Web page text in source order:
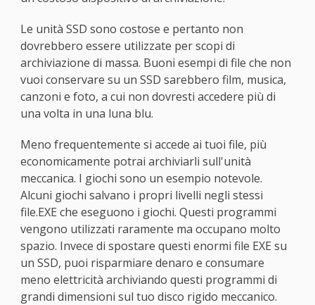
Le unità SSD sono costose e pertanto non
dovrebbero essere utilizzate per scopi di
archiviazione di massa. Buoni esempi di file che non
vuoi conservare su un SSD sarebbero film, musica,
canzoni e foto, a cui non dovresti accedere più di
una volta in una luna blu.
Meno frequentemente si accede ai tuoi file, più
economicamente potrai archiviarli sull'unità
meccanica. I giochi sono un esempio notevole.
Alcuni giochi salvano i propri livelli negli stessi
file.EXE che eseguono i giochi. Questi programmi
vengono utilizzati raramente ma occupano molto
spazio. Invece di spostare questi enormi file EXE su
un SSD, puoi risparmiare denaro e consumare
meno elettricità archiviando questi programmi di
grandi dimensioni sul tuo disco rigido meccanico.